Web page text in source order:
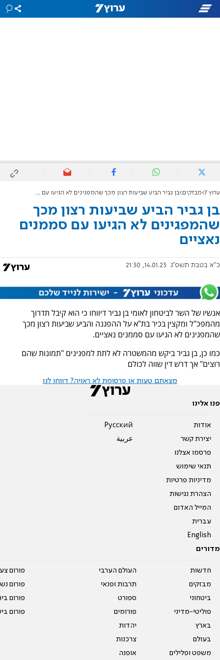
ערוץ 7 מבזקים בן גביר הביע שביעות רצון מכך שהמפגינים לא הגיעו עם סממנים נאציים
בן גביר הביע שביעות רצון מכך
שהמפגינים לא הגיעו עם סממנים
נאציים
כ"א בטבת תשפ"ג 14.01.23, 21:30
אנשיו של השר לביטחון לאומי בן גביר דיווחו כי הוא קיבל תדרוך
מהמפכ"ל ומקצין בכיר בת"א על ההפגנה והביע שביעות רצון מכך
שהמפגינים לא הגיעו עם סממנים נאציים.
כמו כן, בן גביר ביקש מהמשטרה לא לתת למפגינים "תמונות שהם
רוצים" אך דרש דין שווה לכולם
מצאתם טעות או פרסומת לא ראויה? דווחו לנו
פנו אלינו
אודות
יצירת קשר
פרסמו אצלנו
תנאי שימוש
מדיניות פרטיות
הצהרת נגישות
המייל האדום
עברית
English
Pусский
عربية
מדורים
חדשות
מבזקים
ביטחוני
פוליטי-מדיני
בארץ
בעולם
משפט ופלילים
העולם הערבי
תרבות ופנאי
ספורט
פורומים
יהדות
צרכנות
אופנה
פורום
פורום
פורום
פורום